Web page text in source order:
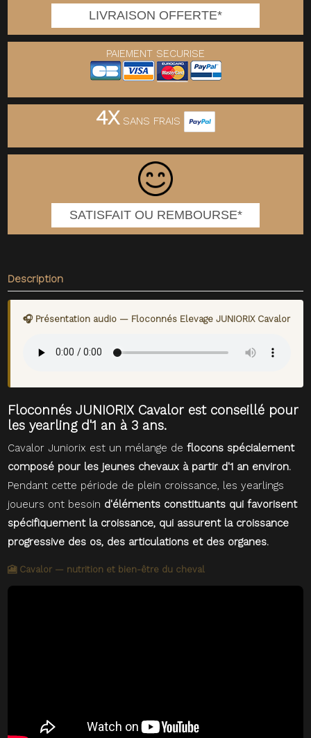
LIVRAISON OFFERTE*
PAIEMENT SECURISE
4XSANS FRAIS
SATISFAIT OU REMBOURSE*
Description
🎧 Présentation audio — Floconnés Elevage JUNIORIX Cavalor
Floconnés JUNIORIX Cavalor est conseillé pour
les yearling d'1 an à 3 ans.
Cavalor Juniorix est un mélange de flocons spécialement
composé pour les jeunes chevaux à partir d'1 an environ.
Pendant cette période de plein croissance, les yearlings
joueurs ont besoin d'éléments constituants qui favorisent
spécifiquement la croissance, qui assurent la croissance
progressive des os, des articulations et des organes.
🎦 Cavalor — nutrition et bien-être du cheval